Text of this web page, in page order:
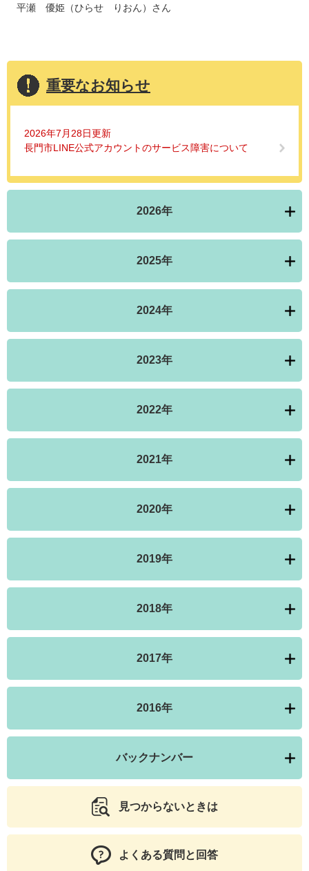
平瀬 優姫（ひらせ りおん）さん
重要なお知らせ
2026年7月28日更新
長門市LINE公式アカウントのサービス障害について
2026年
2025年
2024年
2023年
2022年
2021年
2020年
2019年
2018年
2017年
2016年
バックナンバー
見つからないときは
よくある質問と回答